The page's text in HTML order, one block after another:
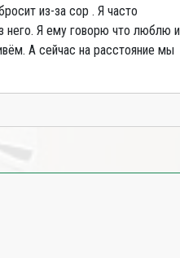
из-за сор . Я часто
него. Я ему говорю что люблю и
А сейчас на расстояние мы